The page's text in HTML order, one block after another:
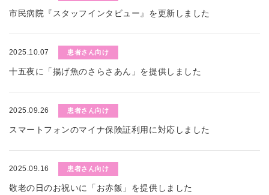
市民病院『スタッフインタビュー』を更新しました
2025.10.07 患者さん向け
十五夜に「揚げ魚のさらさあん」を提供しました
2025.09.26 患者さん向け
スマートフォンのマイナ保険証利用に対応しました
2025.09.16 患者さん向け
敬老の日のお祝いに「お赤飯」を提供しました